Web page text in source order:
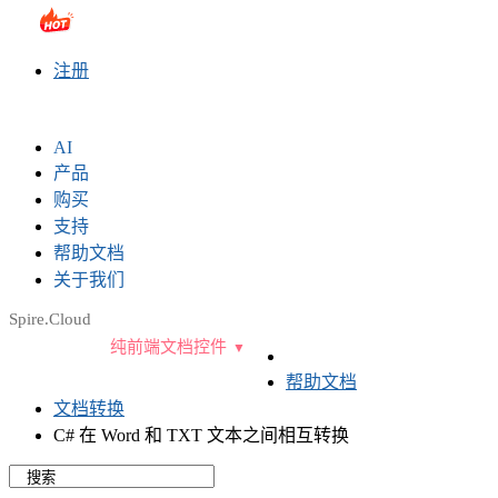
sales@e-iceblue.com
注册
AI
产品
购买
支持
帮助文档
关于我们
Spire.Cloud
纯前端文档控件
帮助文档
文档转换
C# 在 Word 和 TXT 文本之间相互转换